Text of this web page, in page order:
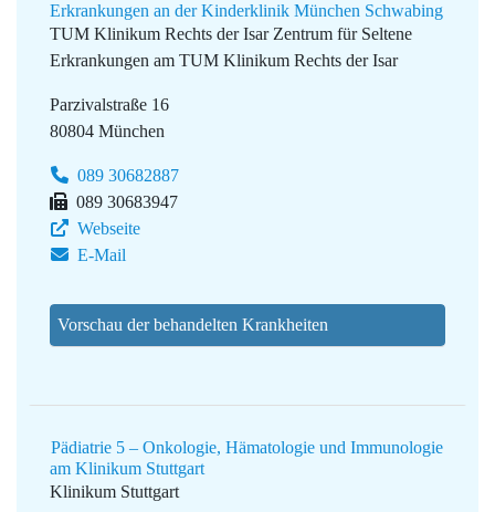
Erkrankungen an der Kinderklinik München Schwabing
TUM Klinikum Rechts der Isar Zentrum für Seltene
Erkrankungen am TUM Klinikum Rechts der Isar
Parzivalstraße 16
80804 München
089 30682887
089 30683947
Webseite
E-Mail
Vorschau der behandelten Krankheiten
Pädiatrie 5 – Onkologie, Hämatologie und Immunologie
am Klinikum Stuttgart
Klinikum Stuttgart